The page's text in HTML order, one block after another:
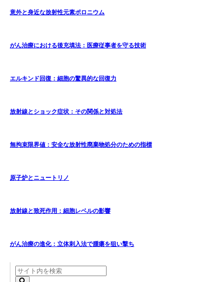
意外と身近な放射性元素ポロニウム
がん治療における後充填法：医療従事者を守る技術
エルキンド回復：細胞の驚異的な回復力
放射線とショック症状：その関係と対処法
無拘束限界値：安全な放射性廃棄物処分のための指標
原子炉とニュートリノ
放射線と致死作用：細胞レベルの影響
がん治療の進化：立体刺入法で腫瘍を狙い撃ち